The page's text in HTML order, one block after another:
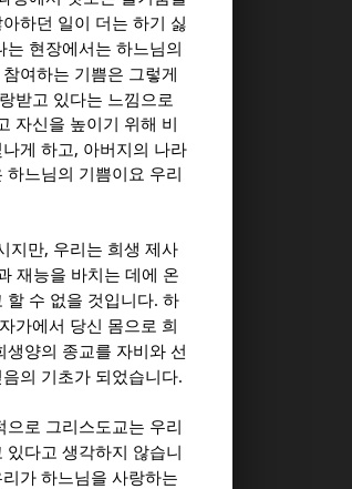
하던 일이 더는 하기 싫
현장에서는 하느님의
여하는 기쁨은 그렇게
받고 있다는 느낌으로
자신을 높이기 위해 비
게 하고, 아버지의 나라
느님의 기쁨이요 우리
지만, 우리는 희생 제사
재능을 바치는 데에 온
할 수 없을 것입니다. 하
가에서 당신 몸으로 희
생양의 종교를 자비와 선
의 기초가 되었습니다.
으로 그리스도교는 우리
다고 생각하지 않습니
리가 하느님을 사랑하는